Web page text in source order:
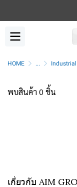
HOME ...
พบสินค้า 0 ชิ้น
เกี่ยวกับ AIM